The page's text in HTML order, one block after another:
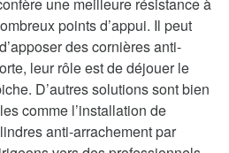
une meilleure résistance à
points d’appui. Il peut
des cornières anti-
leur rôle est de déjouer le
D’autres solutions sont bien
comme l’installation de
anti-arrachement par